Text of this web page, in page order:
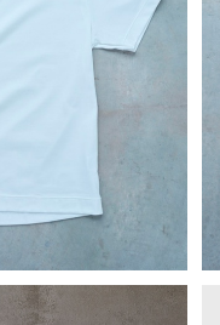
くいTシャツ（ユニ
イズ）